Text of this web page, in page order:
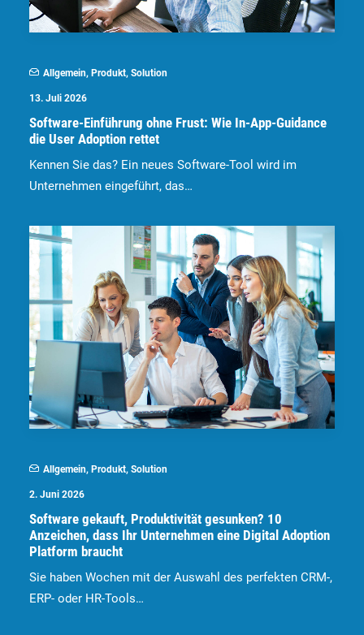
Allgemein, Produkt, Solution
13. Juli 2026
Software-Einführung ohne Frust: Wie In-App-Guidance
die User Adoption rettet
Kennen Sie das? Ein neues Software-Tool wird im
Unternehmen eingeführt, das…
Allgemein, Produkt, Solution
2. Juni 2026
Software gekauft, Produktivität gesunken? 10
Anzeichen, dass Ihr Unternehmen eine Digital Adoption
Platform braucht
Sie haben Wochen mit der Auswahl des perfekten CRM-,
ERP- oder HR-Tools…